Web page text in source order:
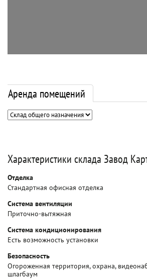
Аренда помещений
Характеристики склада Завод
Отделка
Стандартная офисная отделка
Система вентиляции
Приточно-вытяжная
Система кондиционирования
Есть возможность установки
Безопасность
Огороженная территория, охрана,
шлагбаум